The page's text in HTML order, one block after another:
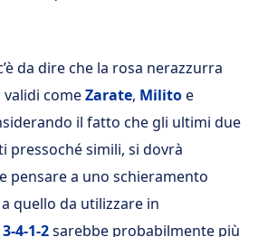
da dire che la rosa nerazzurra
comeZarate, Militoe
il fatto che gli ultimi due
pressoché simili, si dovrà
pensare a uno schieramento
quello da utilizzare in
3-4-1-2sarebbe probabilmente più